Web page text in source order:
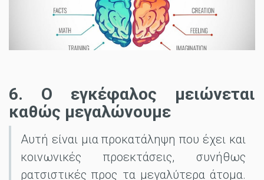
6. Ο εγκέφαλος μειώνεται
καθώς μεγαλώνουμε
Αυτή είναι μια προκατάληψη που έχει και
κοινωνικές προεκτάσεις, συνήθως
ρατσιστικές προς τα μεγαλύτερα άτομα.